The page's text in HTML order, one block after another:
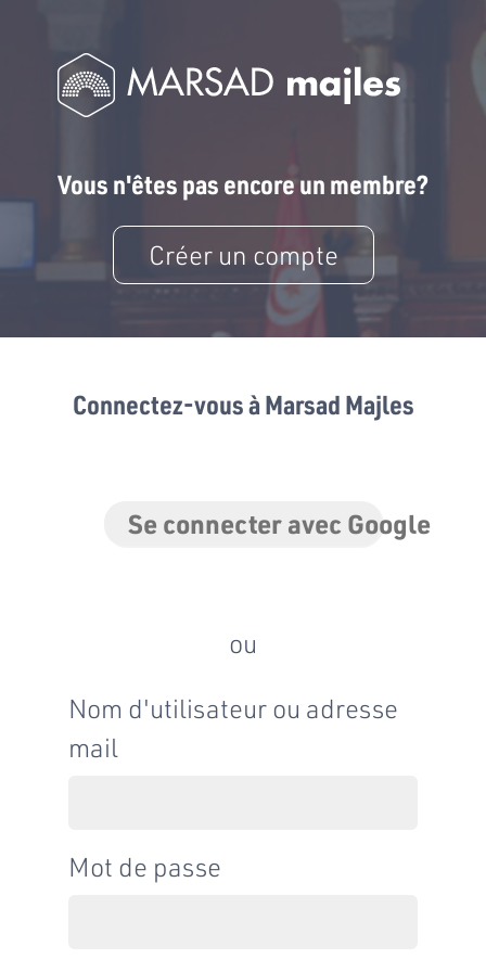
Vous n'êtes pas encore un membre?
Créer un compte
Connectez-vous à Marsad Majles
Se connecter avec Google
ou
Nom d'utilisateur ou adresse
mail
Mot de passe